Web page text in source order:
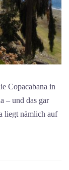
Copacabana in
– und das gar
liegt nämlich auf